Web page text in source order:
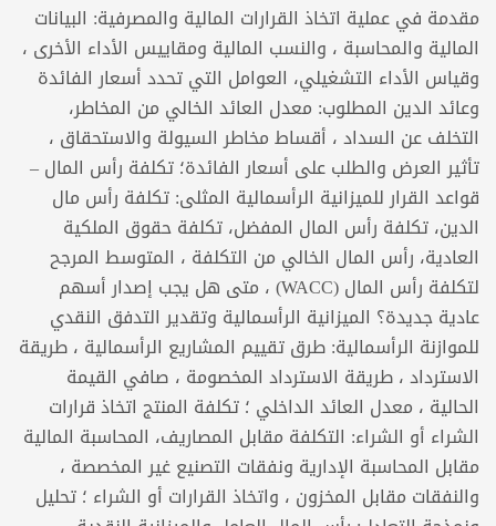
مقدمة في عملية اتخاذ القرارات المالية والمصرفية: البيانات
المالية والمحاسبة ، والنسب المالية ومقاييس الأداء الأخرى ،
وقياس الأداء التشغيلي، العوامل التي تحدد أسعار الفائدة
وعائد الدين المطلوب: معدل العائد الخالي من المخاطر،
التخلف عن السداد ، أقساط مخاطر السيولة والاستحقاق ،
تأثير العرض والطلب على أسعار الفائدة؛ تكلفة رأس المال –
قواعد القرار للميزانية الرأسمالية المثلى: تكلفة رأس مال
الدين، تكلفة رأس المال المفضل، تكلفة حقوق الملكية
العادية، رأس المال الخالي من التكلفة ، المتوسط المرجح
لتكلفة رأس المال (WACC) ، متى هل يجب إصدار أسهم
عادية جديدة؟ الميزانية الرأسمالية وتقدير التدفق النقدي
للموازنة الرأسمالية: طرق تقييم المشاريع الرأسمالية ، طريقة
الاسترداد ، طريقة الاسترداد المخصومة ، صافي القيمة
الحالية ، معدل العائد الداخلي ؛ تكلفة المنتج اتخاذ قرارات
الشراء أو الشراء: التكلفة مقابل المصاريف، المحاسبة المالية
مقابل المحاسبة الإدارية ونفقات التصنيع غير المخصصة ،
والنفقات مقابل المخزون ، واتخاذ القرارات أو الشراء ؛ تحليل